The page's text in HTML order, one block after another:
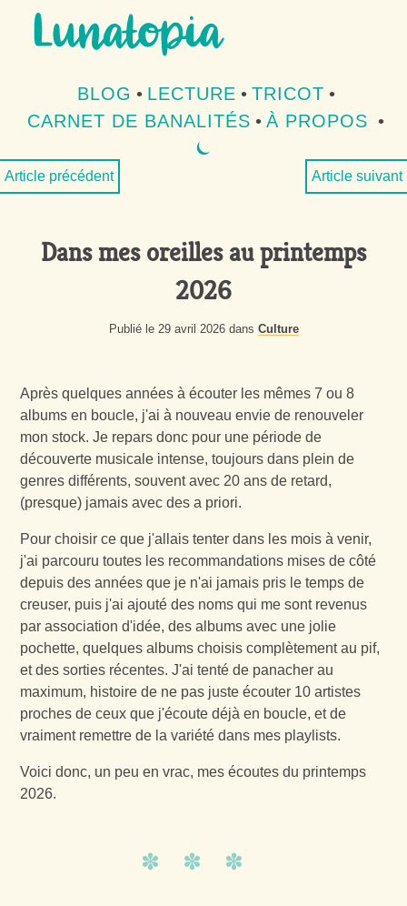
Aller au contenu
Aller au menu
BLOG • LECTURE • TRICOT •
CARNET DE BANALITÉS • À PROPOS •
⏾
MODE SOMBRE
Article précédent Article suivant
Dans mes oreilles au printemps
2026
Publié le 29 avril 2026 dans Culture
Après quelques années à écouter les mêmes 7 ou 8
albums en boucle, j'ai à nouveau envie de renouveler
mon stock. Je repars donc pour une période de
découverte musicale intense, toujours dans plein de
genres différents, souvent avec 20 ans de retard,
(presque) jamais avec des a priori.
Pour choisir ce que j'allais tenter dans les mois à venir,
j'ai parcouru toutes les recommandations mises de côté
depuis des années que je n'ai jamais pris le temps de
creuser, puis j'ai ajouté des noms qui me sont revenus
par association d'idée, des albums avec une jolie
pochette, quelques albums choisis complètement au pif,
et des sorties récentes. J'ai tenté de panacher au
maximum, histoire de ne pas juste écouter 10 artistes
proches de ceux que j'écoute déjà en boucle, et de
vraiment remettre de la variété dans mes playlists.
Voici donc, un peu en vrac, mes écoutes du printemps
2026.